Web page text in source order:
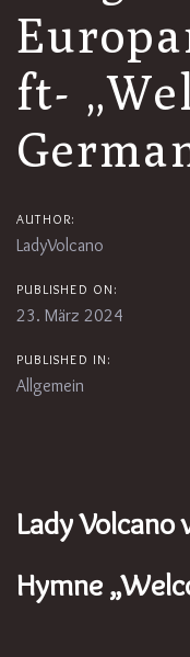
ft-
AUTHOR:
LadyVolcano
PUBLISHED ON:
23. März 2024
PUBLISHED IN:
Allgemein
Lady
Hymne